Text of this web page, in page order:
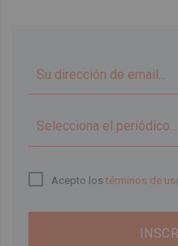
Acepto lostérminos de